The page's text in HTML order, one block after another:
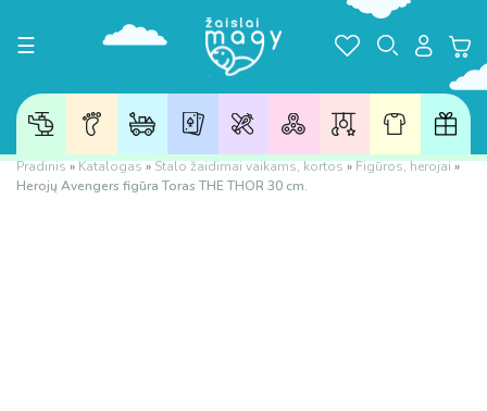
Toggle navigation
☰
Pradinis»Katalogas»Stalo žaidimai vaikams, kortos»Figūros, herojai»
Herojų Avengers figūra Toras THE THOR 30 cm.